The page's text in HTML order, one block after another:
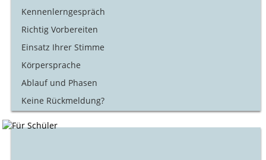
Kennenlerngespräch
Richtig Vorbereiten
Einsatz Ihrer Stimme
Körpersprache
Ablauf und Phasen
Keine Rückmeldung?